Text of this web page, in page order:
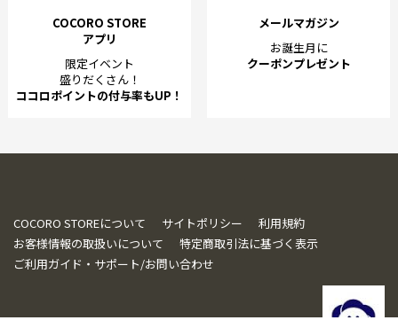
COCORO STORE
アプリ
限定イベント
盛りだくさん！
ココロポイントの付与率もUP！
メールマガジン
お誕生月に
クーポンプレゼント
COCORO STOREについて サイトポリシー
利用規約
お客様情報の取扱いについて
特定商取引法に基づく表示
ご利用ガイド・サポート/お問い合わせ